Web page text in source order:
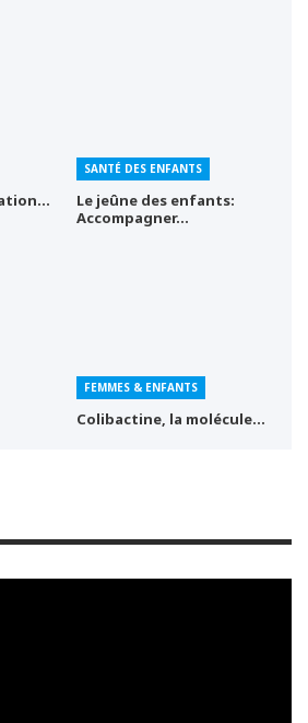
SANTÉ DES ENFANTS
Le jeûne des enfants:
Accompagner…
FEMMES & ENFANTS
Colibactine, la molécule…